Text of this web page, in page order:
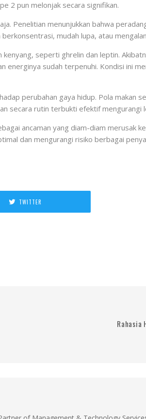
2 pun melonjak secara signifikan.
Penelitian menunjukkan bahwa
mudah lupa, atau
seperti ghrelin dan leptin.
energinya sudah terpenuhi. Kondisi ini
perubahan gaya hidup. Pola makan
secara rutin terbukti efektif mengurangi
ancaman yang diam-diam merusak
dan mengurangi risiko berbagai
TWITTER
Rahasia